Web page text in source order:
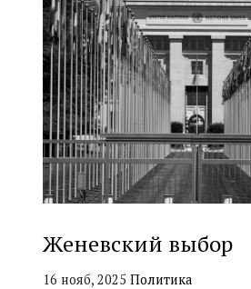
Женевский выбор
16 нояб, 2025 Политика